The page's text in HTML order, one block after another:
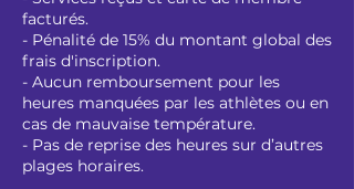
facturés.
- Pénalité de 15% du montant global des
frais d'inscription.
- Aucun remboursement pour les
heures manquées par les athlètes ou en
cas de mauvaise température.
- Pas de reprise des heures sur d’autres
plages horaires.